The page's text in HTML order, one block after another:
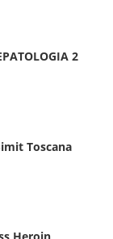
2
Toscana